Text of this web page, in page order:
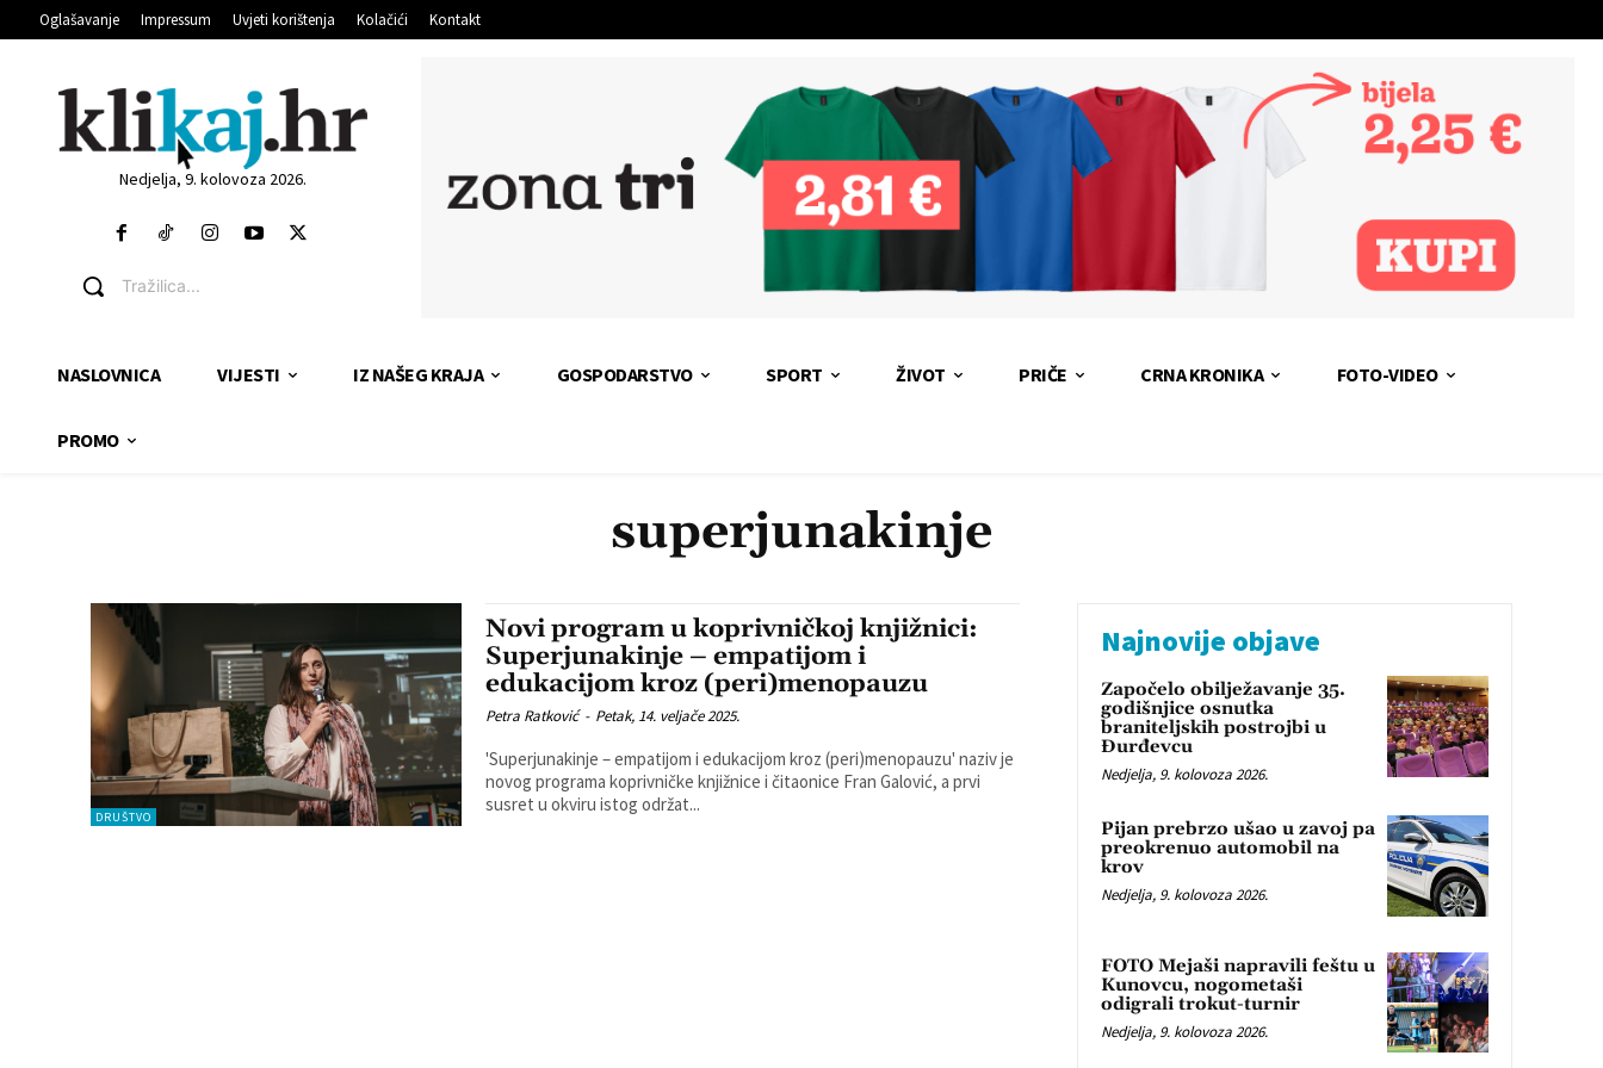
Oglašavanje Impressum Uvjeti korištenja Kolačići Kontakt
Nedjelja, 9. kolovoza 2026.
Tražilica...
NASLOVNICA VIJESTI IZ NAŠEG KRAJA GOSPODARSTVO SPORT ŽIVOT PRIČE CRNA KRONIKA FOTO-VIDEO
PROMO
superjunakinje
DRUŠTVO
Novi program u koprivničkoj knjižnici:
Superjunakinje – empatijom i
edukacijom kroz (peri)menopauzu
Petra Ratković - Petak, 14. veljače 2025.
'Superjunakinje – empatijom i edukacijom kroz (peri)menopauzu' naziv je
novog programa koprivničke knjižnice i čitaonice Fran Galović, a prvi
susret u okviru istog održat...
Najnovije objave
Započelo obilježavanje 35.
godišnjice osnutka
braniteljskih postrojbi u
Đurđevcu
Nedjelja, 9. kolovoza 2026.
Pijan prebrzo ušao u zavoj pa
preokrenuo automobil na
krov
Nedjelja, 9. kolovoza 2026.
FOTO Mejaši napravili feštu u
Kunovcu, nogometaši
odigrali trokut-turnir
Nedjelja, 9. kolovoza 2026.